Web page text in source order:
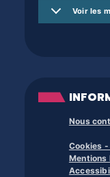
Voir les
Nous
Cookies
Mentions